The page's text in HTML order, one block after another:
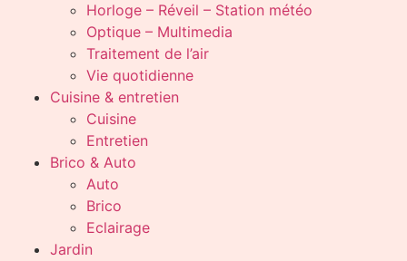
Horloge – Réveil – Station météo
Optique – Multimedia
Traitement de l’air
Vie quotidienne
Cuisine & entretien
Cuisine
Entretien
Brico & Auto
Auto
Brico
Eclairage
Jardin